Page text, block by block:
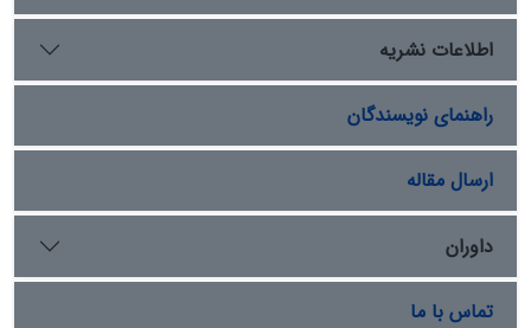
اطلاعات نشریه
راهنمای نویسندگان
ارسال مقاله
داوران
تماس با ما